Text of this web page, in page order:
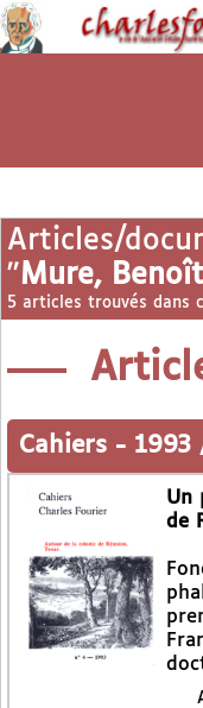
Articles/
"Mure,
5 articles trouvés dans
Cahiers - 1993
Un
de